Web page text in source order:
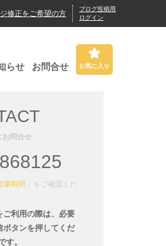
修正をご希望の方
ブログ投稿用
ログイン
らせ お問合せ お気に入り
お問合せ
時間」
をご確認くだ
ご利用の際は、必要
ボタンを押してくだ
す。